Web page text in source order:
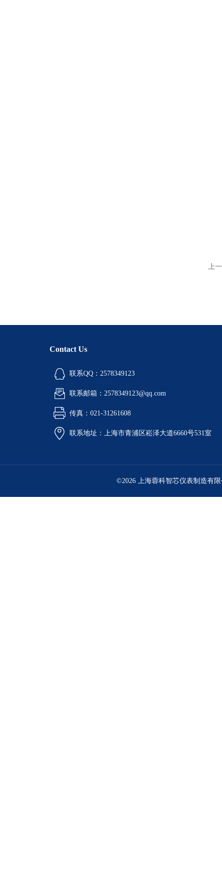
上
Contact Us
联系QQ：2578349123
联系邮箱：2578349123@qq.com
传真：021-31261608
联系地址：上海市青浦区崧泽大道6660号531室
©2026 上海蓉科智芯仪表制造有